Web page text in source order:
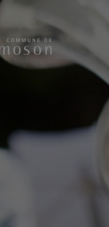
Sport, loisirs
Bibliothèque
Sociétés
Mérite